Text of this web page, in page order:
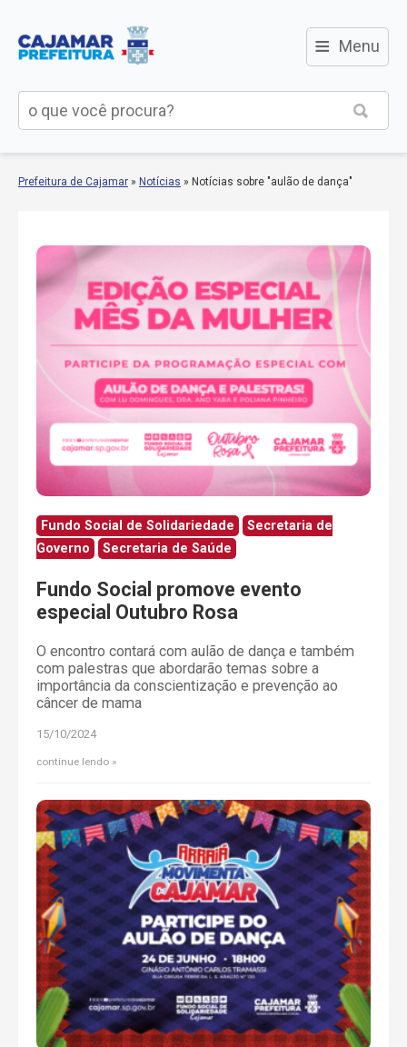
≡ Menu
Prefeitura de Cajamar » Notícias » Notícias sobre "aulão de dança"
Fundo Social de Solidariedade
Secretaria de
Governo
Secretaria de Saúde
Fundo Social promove evento
especial Outubro Rosa
O encontro contará com aulão de dança e também
com palestras que abordarão temas sobre a
importância da conscientização e prevenção ao
câncer de mama
15/10/2024
continue lendo